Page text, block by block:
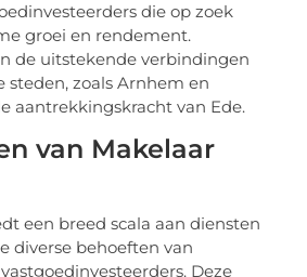
die op zoek
groei en rendement.
de uitstekende verbindingen
steden, zoals Arnhem en
aantrekkingskracht van Ede.
van Makelaar
een breed scala aan diensten
diverse behoeften van
Deze